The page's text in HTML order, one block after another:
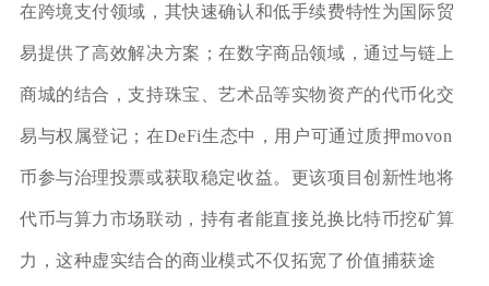
在跨境支付领域，其快速确认和低手续费特性为国际贸
易提供了高效解决方案；在数字商品领域，通过与链上
商城的结合，支持珠宝、艺术品等实物资产的代币化交
易与权属登记；在DeFi生态中，用户可通过质押movon
币参与治理投票或获取稳定收益。更该项目创新性地将
代币与算力市场联动，持有者能直接兑换比特币挖矿算
力，这种虚实结合的商业模式不仅拓宽了价值捕获途